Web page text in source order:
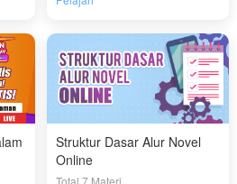
Struktur Dasar Alur Novel
Online
Total 7 Materi